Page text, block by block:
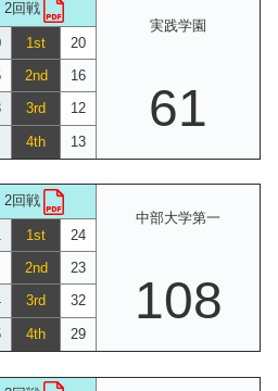
2回戦
実践学園
1st 20
2nd 16
61
3rd 12
4th 13
2回戦
中部大学第一
1st 24
2nd 23
108
3rd 32
4th 29